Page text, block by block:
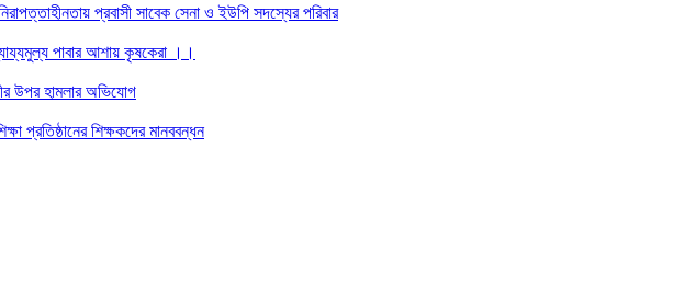
প্রবাসী সাবেক সেনা ও ইউপি সদস্যের পরিবার
পাবার আশায় কৃষকেরা ।।
উপর হামলার অভিযোগ
প্রতিষ্ঠানের শিক্ষকদের মানববন্ধন